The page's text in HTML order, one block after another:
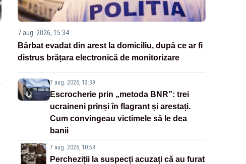
7 aug. 2026, 15:34
Bărbat evadat din arest la domiciliu, după ce ar fi
distrus brățara electronică de monitorizare
7 aug. 2026, 13:39
Escrocherie prin „metoda BNR”: trei
ucraineni prinși în flagrant și arestați.
Cum convingeau victimele să le dea
banii
7 aug. 2026, 10:58
Percheziții la suspecți acuzați că au furat